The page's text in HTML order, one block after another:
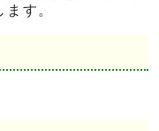
す。